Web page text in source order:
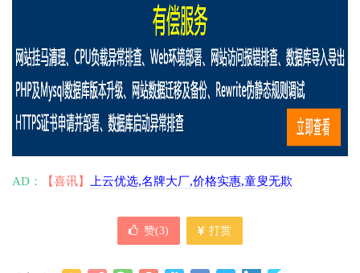
AD： 【喜讯】 上云优选,名牌大厂,价格实惠,童叟无欺
赞(3) 打赏